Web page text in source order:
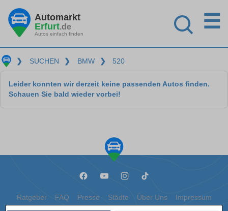
Automarkt
Erfurt.de
Autos einfach finden
☰
❯ SUCHEN ❯ BMW ❯ 520
Leider konnten wir derzeit keine passenden Autos finden.
Schauen Sie bald wieder vorbei!
Ratgeber FAQ Presse Städte Über Uns Impressum